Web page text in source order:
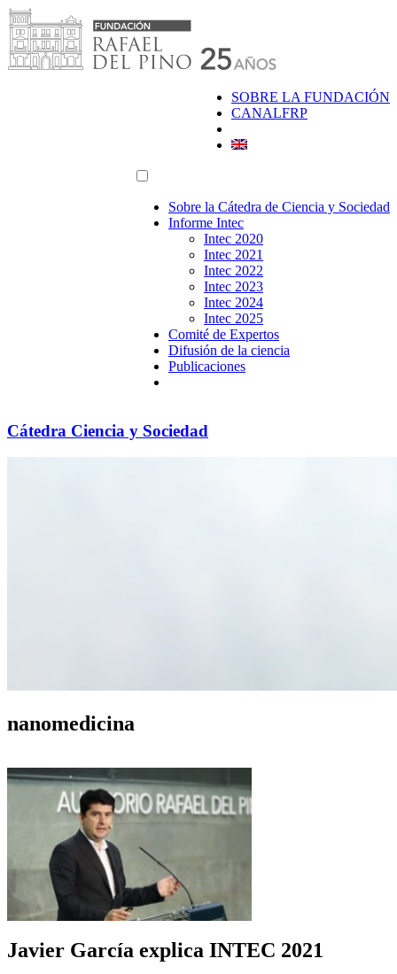
Saltar
al
contenido
SOBRE LA FUNDACIÓN
CANALFRP
Sobre la Cátedra de Ciencia y Sociedad
Informe Intec
Intec 2020
Intec 2021
Intec 2022
Intec 2023
Intec 2024
Intec 2025
Comité de Expertos
Difusión de la ciencia
Publicaciones
Cátedra Ciencia y Sociedad
nanomedicina
Javier García explica INTEC 2021